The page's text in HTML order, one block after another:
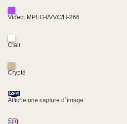
Video: MPEG-I/VVC/H-266
Clair
Crypté
Affiche une capture d´image